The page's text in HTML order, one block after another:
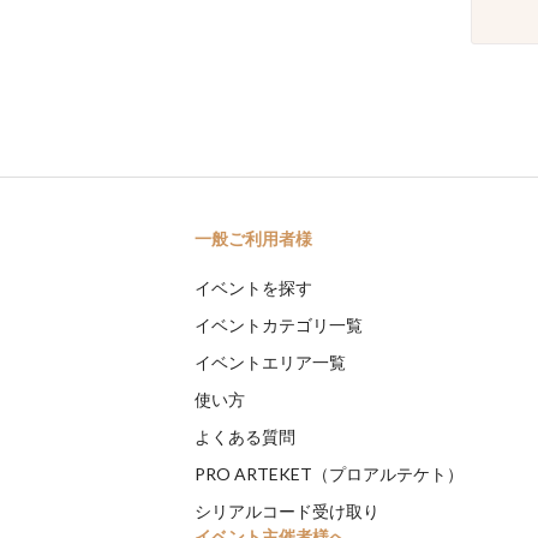
一般ご利用者様
イベントを探す
イベントカテゴリ一覧
イベントエリア一覧
使い方
よくある質問
PRO ARTEKET（プロアルテケト）
シリアルコード受け取り